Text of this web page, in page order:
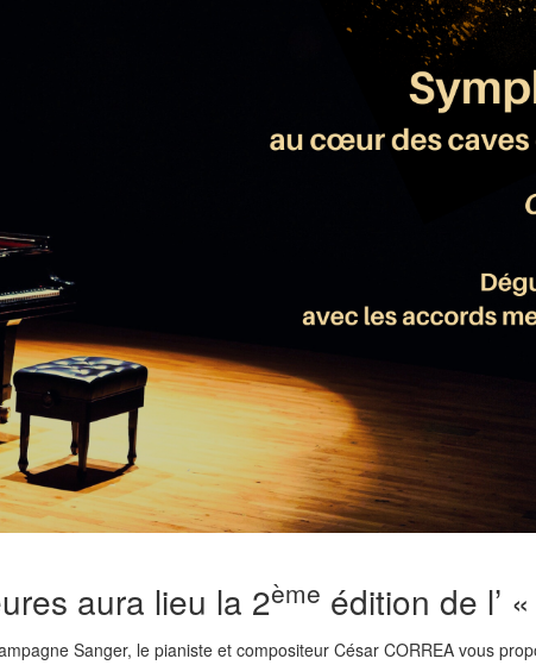
aura lieu la 2ème édition de l’
Sanger, le pianiste et compositeur César CORREA vous